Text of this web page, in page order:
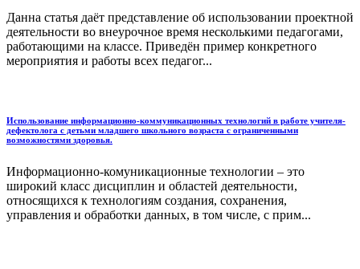
Данна статья даёт представление об использовании проектной
деятельности во внеурочное время несколькими педагогами,
работающими на классе. Приведён пример конкретного
мероприятия и работы всех педагог...
Использование информационно-коммуникационных технологий в работе учителя-
дефектолога с детьми младшего школьного возраста с ограниченными
возможностями здоровья.
Информационно-комуникационные технологии – это
широкий класс дисциплин и областей деятельности,
относящихся к технологиям создания, сохранения,
управления и обработки данных, в том числе, с прим...